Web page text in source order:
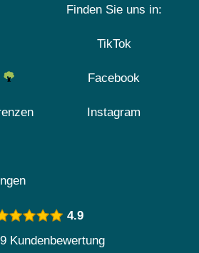
Finden Sie uns in:
TikTok
Facebook
Instagram
4.9
Kundenbewertung